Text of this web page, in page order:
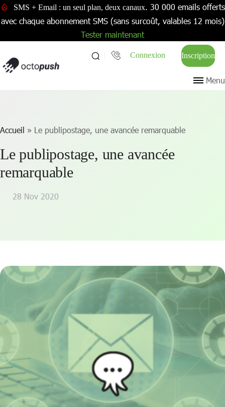
SMS + Email : un seul plan, deux canaux. 30 000 emails offerts
avec chaque abonnement SMS (sans surcoût, valables 12 mois)
Tester maintenant
Connexion Inscription
Menu
Accueil » Le publipostage, une avancée remarquable
Le publipostage, une avancée
remarquable
28 Nov 2020